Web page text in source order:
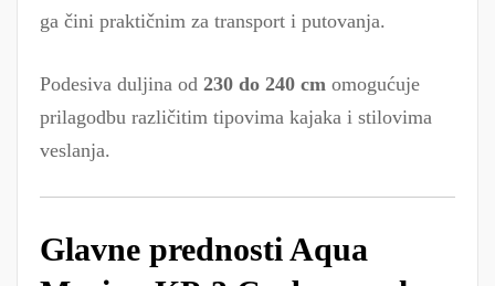
ga čini praktičnim za transport i putovanja.
Podesiva duljina od 230 do 240 cm omogućuje
prilagodbu različitim tipovima kajaka i stilovima
veslanja.
Glavne prednosti Aqua